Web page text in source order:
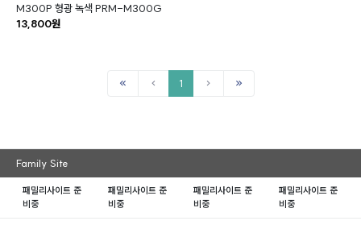
M300P 형광 녹색 PRM-M300G
13,800원
1
Family Site
패밀리사이트 준
비중
패밀리사이트 준
비중
패밀리사이트 준
비중
패밀리사이트 준
비중